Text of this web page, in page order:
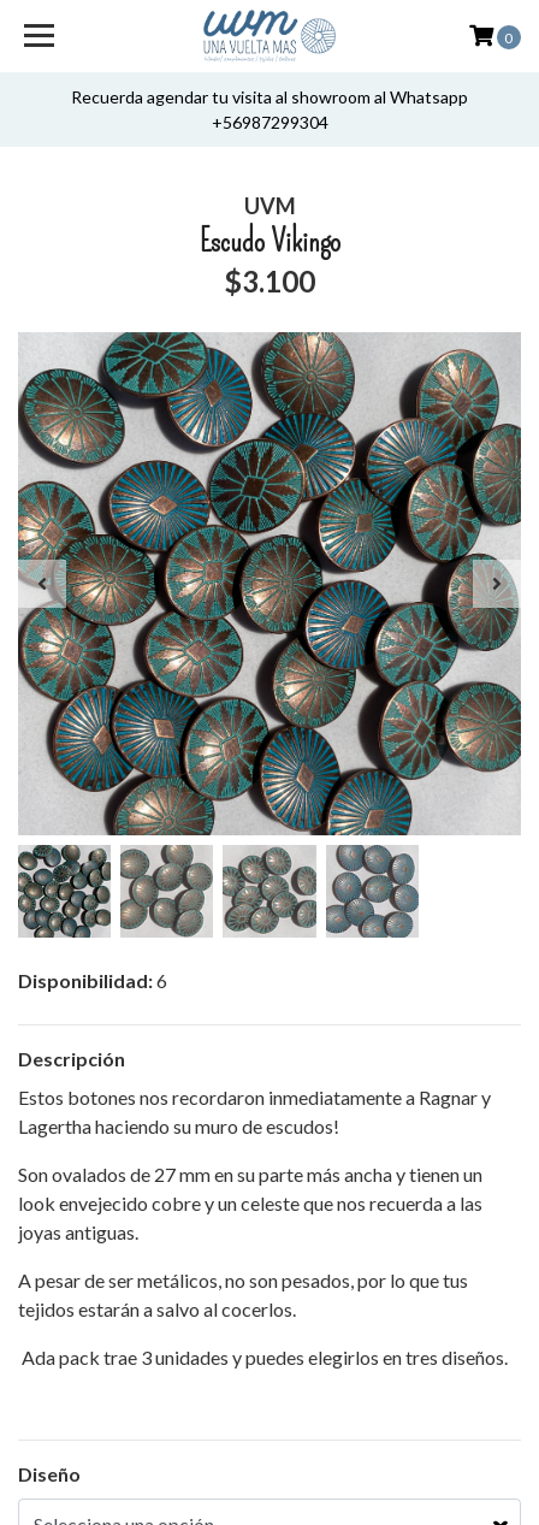
Recuerda agendar tu visita al showroom al Whatsapp
+56987299304
0
UVM
Escudo Vikingo
$3.100
Disponibilidad:6
Descripción
Estos botones nos recordaron inmediatamente a Ragnar y
Lagertha haciendo su muro de escudos!
Son ovalados de 27 mm en su parte más ancha y tienen un
look envejecido cobre y un celeste que nos recuerda a las
joyas antiguas.
A pesar de ser metálicos, no son pesados, por lo que tus
tejidos estarán a salvo al cocerlos.
Ada pack trae 3 unidades y puedes elegirlos en tres diseños.
Diseño